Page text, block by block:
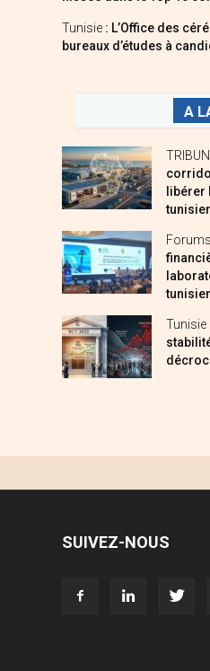
Tunisie : L’Office des
bureaux d’études à
A
libérer
Tunisie
SUIVEZ-NOUS